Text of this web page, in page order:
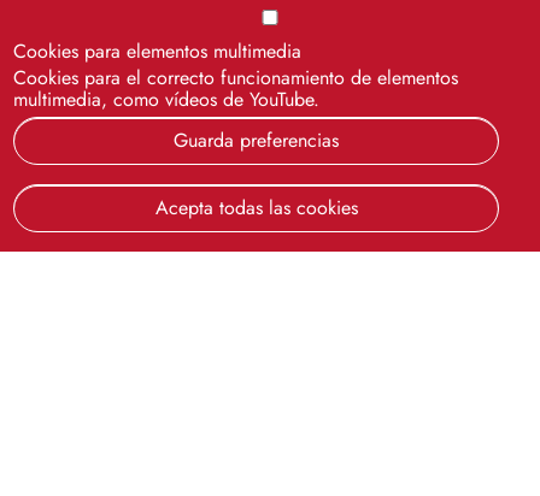
impulsando el
Cookies para elementos multimedia
Cookies para el correcto funcionamiento de elementos
multimedia, como vídeos de YouTube.
Guarda preferencias
Acepta todas las cookies